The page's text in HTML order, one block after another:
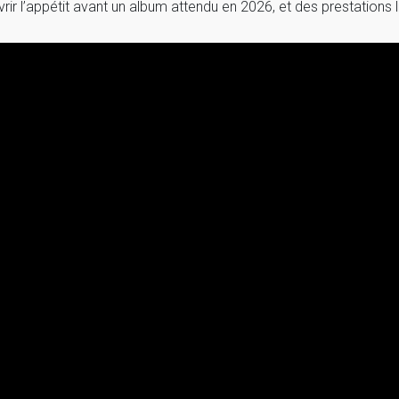
l’appétit avant un album attendu en 2026, et des prestations